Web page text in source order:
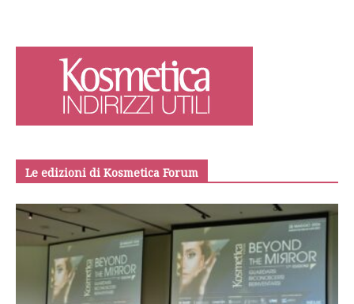
Le edizioni di Kosmetica Forum